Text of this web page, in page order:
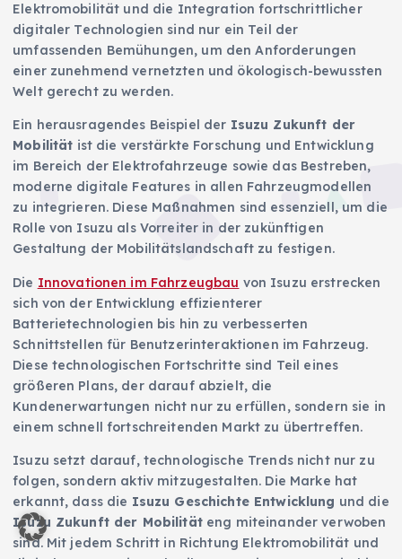
Elektromobilität und die Integration fortschrittlicher
digitaler Technologien sind nur ein Teil der
umfassenden Bemühungen, um den Anforderungen
einer zunehmend vernetzten und ökologisch-bewussten
Welt gerecht zu werden.
Ein herausragendes Beispiel der Isuzu Zukunft der
Mobilität ist die verstärkte Forschung und Entwicklung
im Bereich der Elektrofahrzeuge sowie das Bestreben,
moderne digitale Features in allen Fahrzeugmodellen
zu integrieren. Diese Maßnahmen sind essenziell, um die
Rolle von Isuzu als Vorreiter in der zukünftigen
Gestaltung der Mobilitätslandschaft zu festigen.
Die Innovationen im Fahrzeugbau von Isuzu erstrecken
sich von der Entwicklung effizienterer
Batterietechnologien bis hin zu verbesserten
Schnittstellen für Benutzerinteraktionen im Fahrzeug.
Diese technologischen Fortschritte sind Teil eines
größeren Plans, der darauf abzielt, die
Kundenerwartungen nicht nur zu erfüllen, sondern sie in
einem schnell fortschreitenden Markt zu übertreffen.
Isuzu setzt darauf, technologische Trends nicht nur zu
folgen, sondern aktiv mitzugestalten. Die Marke hat
erkannt, dass die Isuzu Geschichte Entwicklung und die
Isuzu Zukunft der Mobilitäteng miteinander verwoben
sind. Mit jedem Schritt in Richtung Elektromobilität und